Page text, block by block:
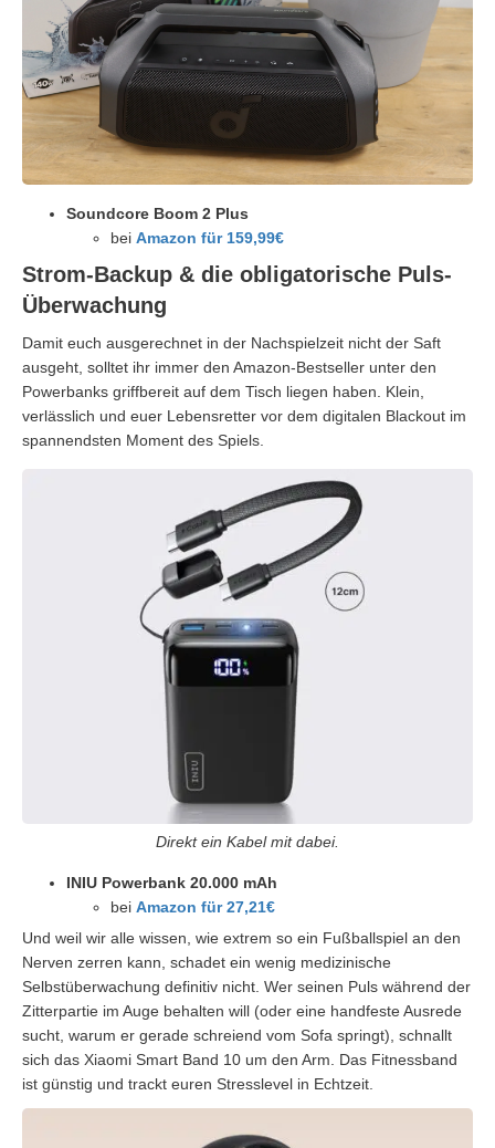
Soundcore Boom 2 Plus
bei Amazon für 159,99€
Strom-Backup & die obligatorische Puls-
Überwachung
Damit euch ausgerechnet in der Nachspielzeit nicht der Saft
ausgeht, solltet ihr immer den Amazon-Bestseller unter den
Powerbanks griffbereit auf dem Tisch liegen haben. Klein,
verlässlich und euer Lebensretter vor dem digitalen Blackout im
spannendsten Moment des Spiels.
Direkt ein Kabel mit dabei.
INIU Powerbank 20.000 mAh
bei Amazon für 27,21€
Und weil wir alle wissen, wie extrem so ein Fußballspiel an den
Nerven zerren kann, schadet ein wenig medizinische
Selbstüberwachung definitiv nicht. Wer seinen Puls während der
Zitterpartie im Auge behalten will (oder eine handfeste Ausrede
sucht, warum er gerade schreiend vom Sofa springt), schnallt
sich das Xiaomi Smart Band 10 um den Arm. Das Fitnessband
ist günstig und trackt euren Stresslevel in Echtzeit.